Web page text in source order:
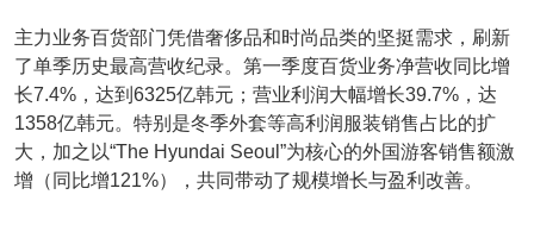
主力业务百货部门凭借奢侈品和时尚品类的坚挺需求，刷新
了单季历史最高营收纪录。第一季度百货业务净营收同比增
长7.4%，达到6325亿韩元；营业利润大幅增长39.7%，达
1358亿韩元。特别是冬季外套等高利润服装销售占比的扩
大，加之以“The Hyundai Seoul”为核心的外国游客销售额激
增（同比增121%），共同带动了规模增长与盈利改善。